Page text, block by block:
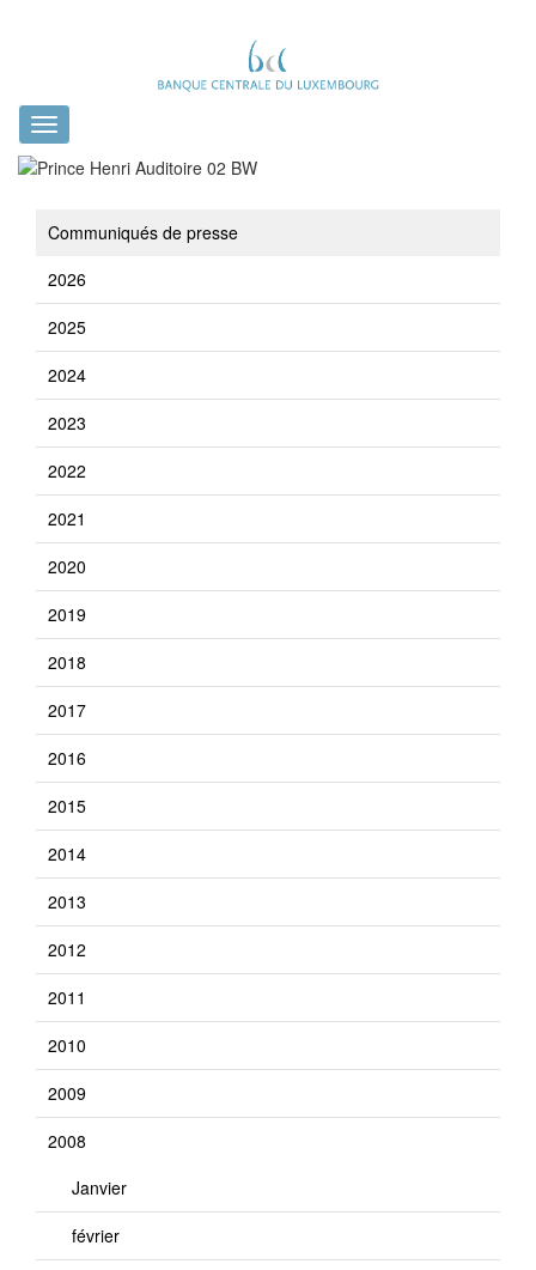
Toggle
navigation
Communiqués de presse
2026
2025
2024
2023
2022
2021
2020
2019
2018
2017
2016
2015
2014
2013
2012
2011
2010
2009
2008
Janvier
février